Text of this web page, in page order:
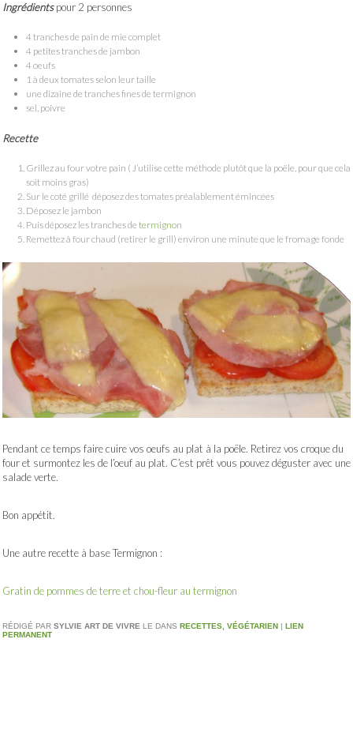
Ingrédientspour 2 personnes
4 tranches de pain de mie complet
4 petites tranches de jambon
4 oeufs
1 à deux tomates selon leur taille
une dizaine de tranches fines de termignon
sel, poivre
Recette
Grillez au four votre pain ( J’utilise cette méthode plutôt que la poële, pour que cela
soit moins gras)
Sur le coté grillé déposez des tomates préalablement émincées
Déposez le jambon
Puis déposez les tranches de termignon
Remettez à four chaud (retirer le grill) environ une minute que le fromage fonde
Pendant ce temps faire cuire vos oeufs au plat à la poële. Retirez vos croque du
four et surmontez les de l’oeuf au plat. C’est prêt vous pouvez déguster avec une
salade verte.
Bon appétit.
Une autre recette à base Termignon :
Gratin de pommes de terre et chou-fleur au termignon
RÉDIGÉ PAR SYLVIE ART DE VIVRE LE DANS RECETTES, VÉGÉTARIEN
LIEN
PERMANENT